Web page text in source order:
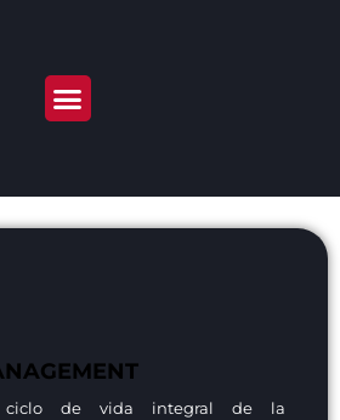
ciclo de vida integral de la